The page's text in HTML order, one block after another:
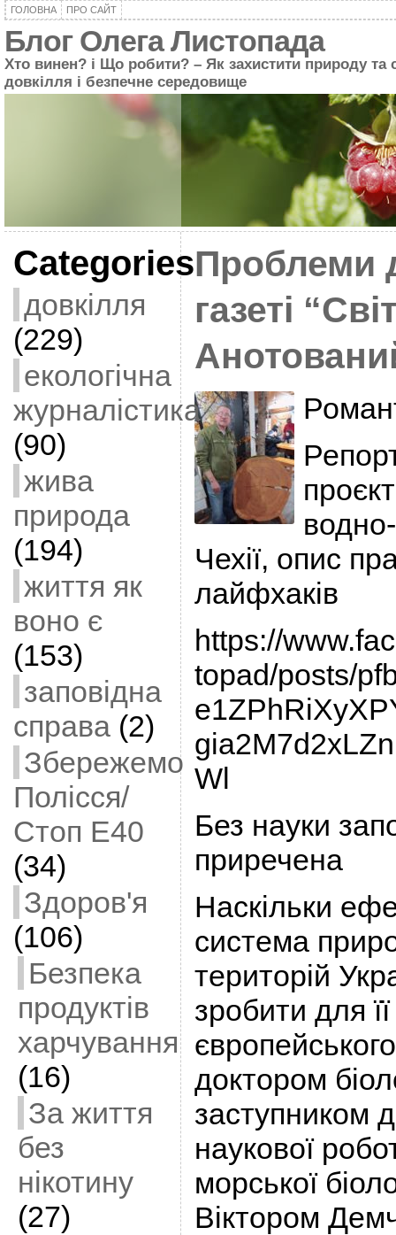
ГОЛОВНА ПРО САЙТ
Блог Олега Листопада
Хто винен? і Що робити? – Як захистити природу та
довкілля і безпечне середовище
Categories
довкілля
(229)
екологічна
журналістика
(90)
жива
природа
(194)
життя як
воно є
(153)
заповідна
справа(2)
Збережемо
Полісся/
Стоп Е40
(34)
Здоров'я
(106)
Безпека
продуктів
харчування
(16)
За життя
без
нікотину
(27)
Проблеми
газеті
Чехії, опис
лайфхаків
https://
topad/posts/
Wl
Без науки
приречена
Наскільки
система
територій
зробити для
доктором
заступником
наукової
морської
Віктором